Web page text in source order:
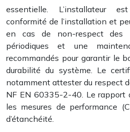
essentielle. L’installateur
conformité de l’installation et
en cas de non-respect des
périodiques et une
recommandés pour garantir le
durabilité du système. Le
notamment attester du respect
NF EN 60335-2-40. Le rapport
les mesures de performance
d’étanchéité.